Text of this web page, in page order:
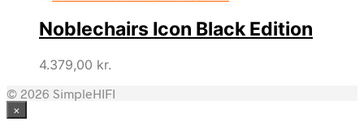
Noblechairs Icon Black Edition
4.379,00 kr.
© 2026 SimpleHIFI
×